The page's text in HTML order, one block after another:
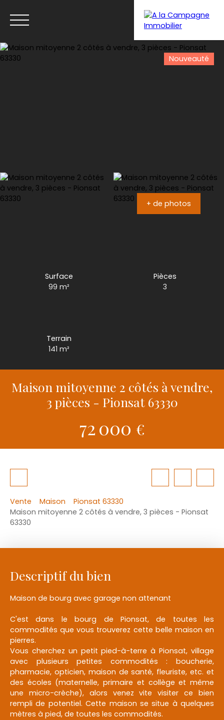
Nouveauté
+ de photos
Surface
99m²
Pièces
3
Terrain
141m²
Maison mitoyenne 2 côtés à vendre,
3 pièces - Pionsat 63330
72 000 €
Vente Maison
Pionsat 63330
Maison mitoyenne 2 côtés à vendre, 3 pièces - Pionsat
63330
Descriptif du bien
Maison de bourg avec garage non attenant
C'est dans le bourg de Pionsat, de toutes les
commodités que vous trouverez cette belle maison en
pierres.
Vous cherchez un petit pied-à-terre à Pionsat, village
avec plusieurs petites commodités : boucherie,
pharmacie, opticien, maison de santé, fleuriste, etc. et
des écoles (maternelle, primaire et collège et même
une micro-crèche), alors venez vite visiter ce bien
rempli de potentiel. Cette maison se situe à quelques
mètres à pied, de toutes les commodités.